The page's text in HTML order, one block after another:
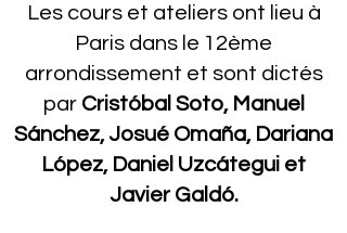
Les cours et ateliers ont lieu à
Paris dans le 12ème
arrondissement et sont dictés
par Cristóbal Soto, Manuel
Sánchez, Josué Omaña, Dariana
López, Daniel Uzcátegui et
Javier Galdó.